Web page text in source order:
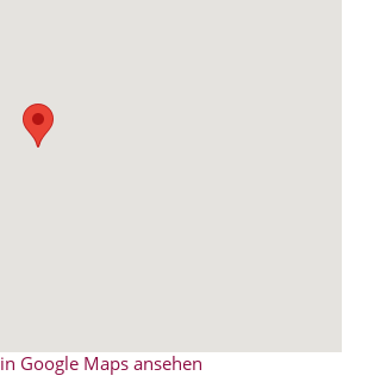
in Google Maps ansehen